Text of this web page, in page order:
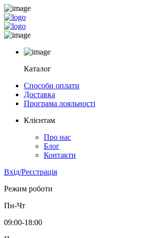
Каталог
Способи оплати
Доставка
Програма лояльності
Клієнтам
Про нас
Блог
Контакти
Вхід/Реєстрація
Режим роботи
Пн-Чт
09:00-18:00